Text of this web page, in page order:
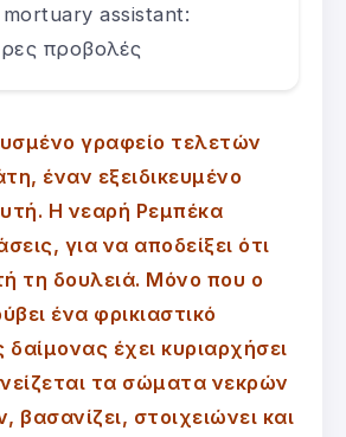
assistant:
προβολές
γραφείο τελετών
έναν εξειδικευμένο
Η νεαρή Ρεμπέκα
για να αποδείξει ότι
τη δουλειά. Μόνο που ο
ένα φρικιαστικό
δαίμονας έχει κυριαρχήσει
τα σώματα νεκρών
βασανίζει, στοιχειώνει και